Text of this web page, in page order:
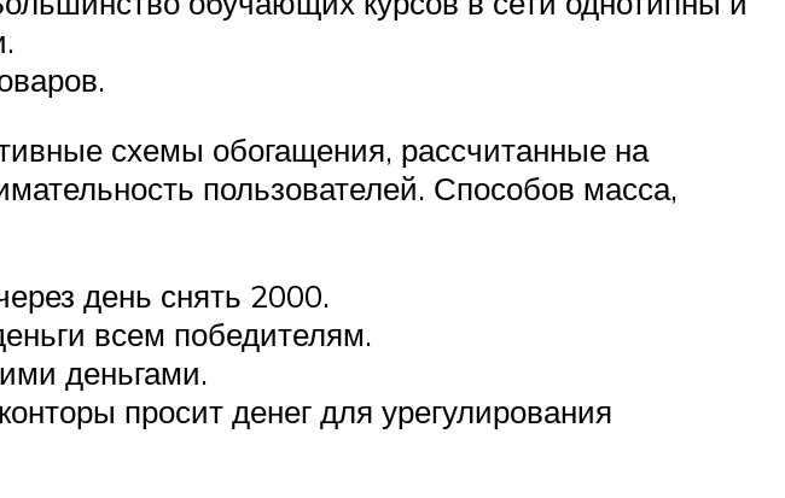
схемы обогащения, рассчитанные на
пользователей. Способов масса,
день снять 2000.
всем победителям.
деньгами.
просит денег для урегулирования